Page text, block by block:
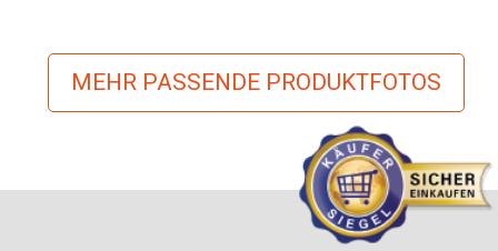
MEHR PASSENDE PRODUKTFOTOS